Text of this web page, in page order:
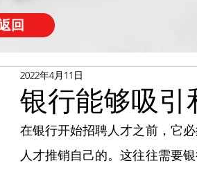
回
银行能够吸引
2022年4月11日
在银行开始招聘人才之前，它
人才推销自己的。这往往需要